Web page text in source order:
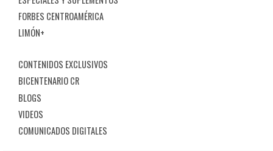
FORBES CENTROAMÉRICA
LIMÓN+
CONTENIDOS EXCLUSIVOS
BICENTENARIO CR
BLOGS
VIDEOS
COMUNICADOS DIGITALES